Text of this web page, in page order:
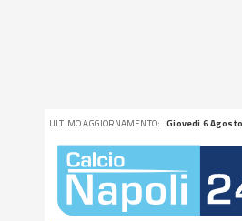
ULTIMO AGGIORNAMENTO: Giovedi 6